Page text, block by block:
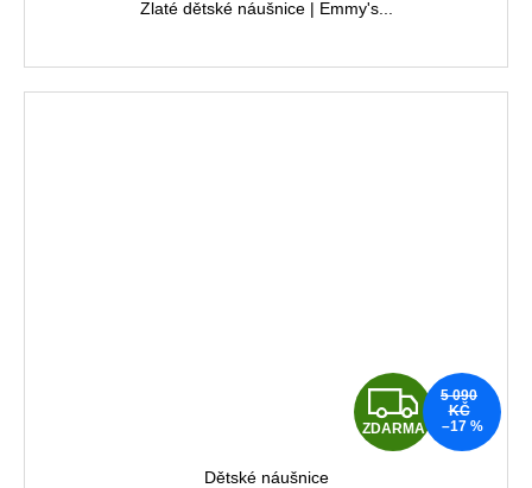
Zlaté dětské náušnice | Emmy's...
Z
D
ZDARMA
5 090
KČ
–17 %
Dětské náušnice